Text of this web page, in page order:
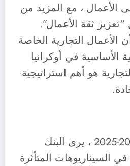
، مع المزيد من
ثقة الأعمال”.
الأعمال التجارية الخاصة
الأساسية في أوكرانيا
هو أهم استراتيجية
في الاستراتيجية 2020-2025 ، يرى البنك
السيناريوهات المتأثرة